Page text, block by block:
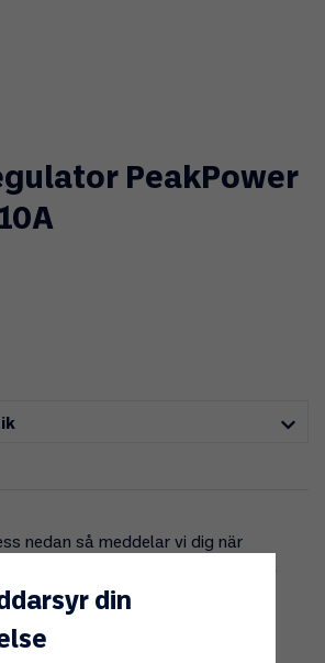
PeakPower
nedan så meddelar vi dig när
Din e-postadress sparas i upp till
din